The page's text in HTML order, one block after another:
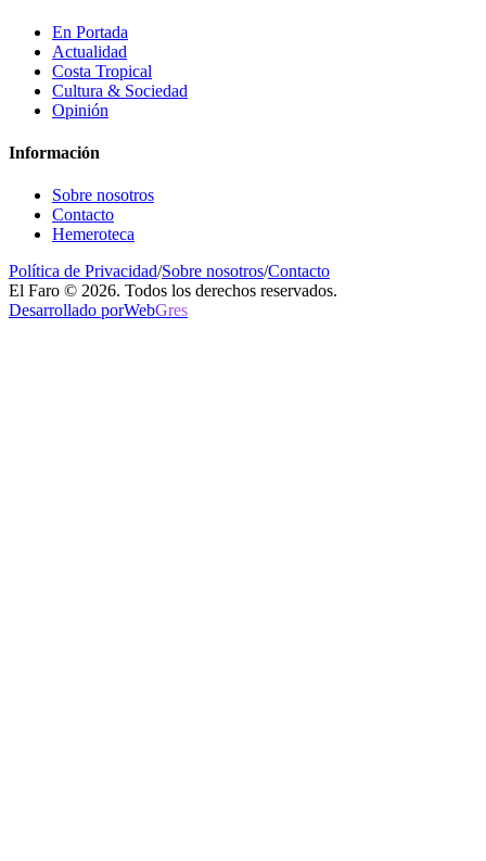
En Portada
Actualidad
Costa Tropical
Cultura & Sociedad
Opinión
Información
Sobre nosotros
Contacto
Hemeroteca
Política de Privacidad/Sobre nosotros/Contacto
El Faro © 2026. Todos los derechos reservados.
Desarrollado porWebGres